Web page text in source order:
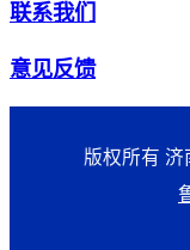
联系我们
意见反馈
版权所有 济